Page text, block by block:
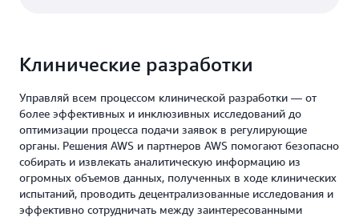
Клинические разработки
Управляй всем процессом клинической разработки — от
более эффективных и инклюзивных исследований до
оптимизации процесса подачи заявок в регулирующие
органы. Решения AWS и партнеров AWS помогают безопасно
собирать и извлекать аналитическую информацию из
огромных объемов данных, полученных в ходе клинических
испытаний, проводить децентрализованные исследования и
эффективно сотрудничать между заинтересованными